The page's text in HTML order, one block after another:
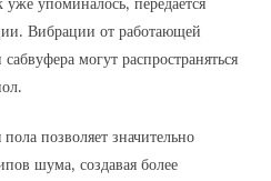
Вибрации от работающей
могут распространяться
позволяет значительно
шума‚ создавая более